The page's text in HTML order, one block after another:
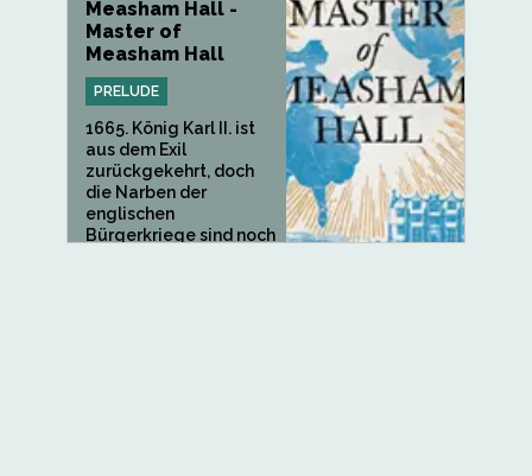
Measham Hall -
Master of
Measham Hall
PRELUDE
1665. König Karl II. ist
aus dem Exil
zurückgekehrt, doch
die Narben der
englischen
Bürgerkriege sind noch